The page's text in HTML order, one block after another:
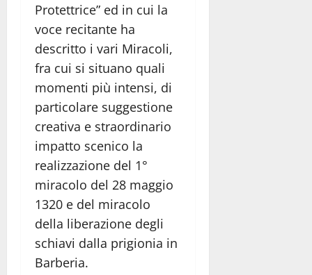
Protettrice” ed in cui la
voce recitante ha
descritto i vari Miracoli,
fra cui si situano quali
momenti più intensi, di
particolare suggestione
creativa e straordinario
impatto scenico la
realizzazione del 1°
miracolo del 28 maggio
1320 e del miracolo
della liberazione degli
schiavi dalla prigionia in
Barberia.